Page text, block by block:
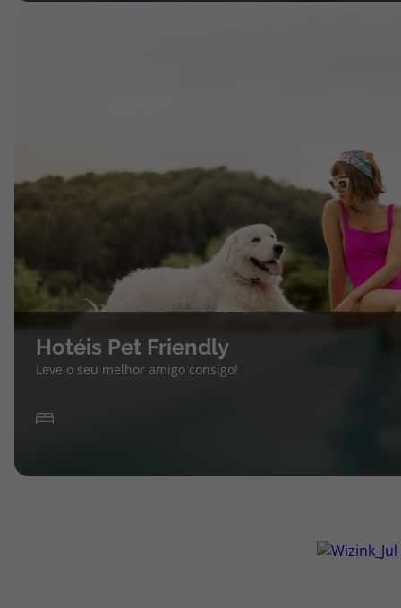
Hotéis Pet Friendly
Leve o seu melhor amigo consigo!